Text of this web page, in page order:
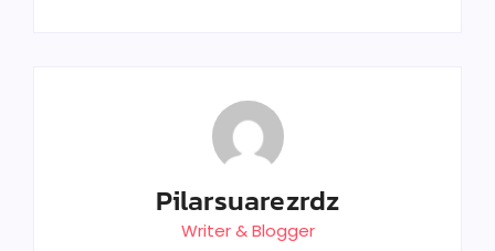
Pilarsuarezrdz
Writer & Blogger